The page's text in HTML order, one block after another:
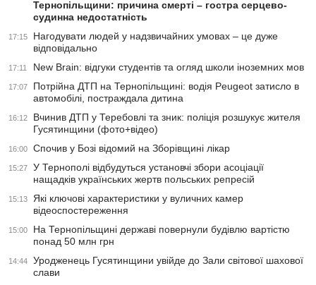
Тернопільщини: причина смерті – гостра серцево-
судинна недостатність
17:15
Нагодувати людей у надзвичайних умовах – це дуже
відповідально
17:11 New Brain: відгуки студентів та огляд школи іноземних мов
17:07
Потрійна ДТП на Тернопільщині: водія Peugeot затисло в
автомобілі, постраждала дитина
16:12
Вчинив ДТП у Теребовлі та зник: поліція розшукує жителя
Гусятинщини (фото+відео)
16:00 Спочив у Бозі відомий на Зборівщині лікар
15:27
У Тернополі відбудуться установчі збори асоціації
нащадків українських жертв польських репресій
15:13
Які ключові характеристики у вуличних камер
відеоспостереження
15:00
На Тернопільщині державі повернули будівлю вартістю
понад 50 млн грн
14:44
Уродженець Гусятинщини увійде до Зали світової шахової
слави